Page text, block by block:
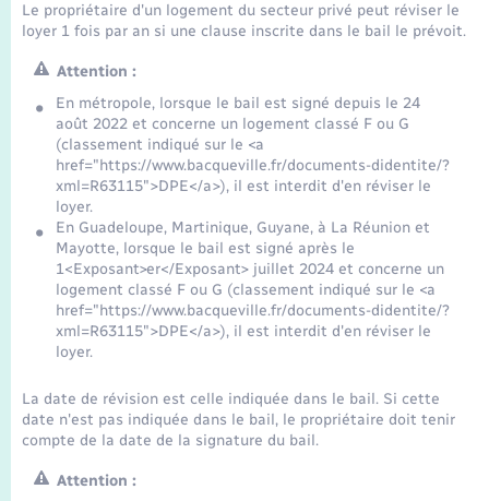
Le propriétaire d'un logement du secteur privé peut réviser le
loyer 1 fois par an si une clause inscrite dans le bail le prévoit.
Attention :
En métropole, lorsque le bail est signé depuis le 24
août 2022 et concerne un logement classé F ou G
(classement indiqué sur le <a
href="https://www.bacqueville.fr/documents-didentite/?
xml=R63115">DPE</a>), il est interdit d'en réviser le
loyer.
En Guadeloupe, Martinique, Guyane, à La Réunion et
Mayotte, lorsque le bail est signé après le
1<Exposant>er</Exposant> juillet 2024 et concerne un
logement classé F ou G (classement indiqué sur le <a
href="https://www.bacqueville.fr/documents-didentite/?
xml=R63115">DPE</a>), il est interdit d'en réviser le
loyer.
La date de révision est celle indiquée dans le bail. Si cette
date n'est pas indiquée dans le bail, le propriétaire doit tenir
compte de la date de la signature du bail.
Attention :